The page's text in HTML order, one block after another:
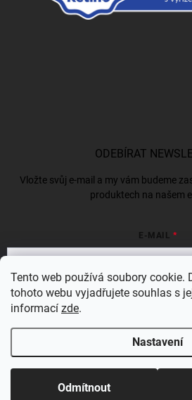
Tento web používá soubory cookie.
tohoto webu vyjadřujete souhlas s
informací zde.
Nastavení
Odmítnout
ODEBÍRAT
Vložte svůj e-mail a my vám budeme
produktech na našem
E-MAIL
Vložením e-mailu souhlasíte s
Přihlásit se
Copyright 2026 . Všechna